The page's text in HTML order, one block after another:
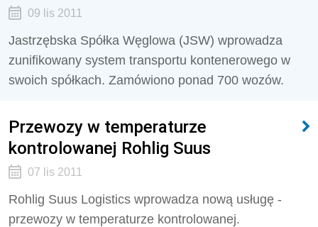
09 lis 2011
Jastrzębska Spółka Węglowa (JSW) wprowadza
zunifikowany system transportu kontenerowego w
swoich spółkach. Zamówiono ponad 700 wozów.
Przewozy w temperaturze
kontrolowanej Rohlig Suus
07 lis 2011
Rohlig Suus Logistics wprowadza nową usługę -
przewozy w temperaturze kontrolowanej.